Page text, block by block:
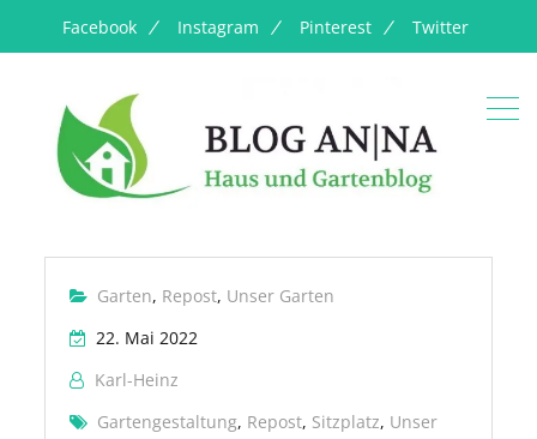
Facebook Instagram Pinterest Twitter
Garten, Repost, Unser Garten
22. Mai 2022
Karl-Heinz
Gartengestaltung, Repost, Sitzplatz, Unser